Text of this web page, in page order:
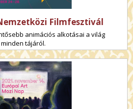
Filmfesztivál
animációs alkotásai a világ
minden tájáról.